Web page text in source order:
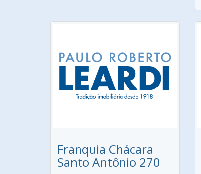
Franquia Chácara
Santo Antônio 270